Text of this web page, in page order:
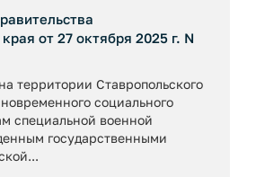
от 27 октября 2025 г. N
территории Ставропольского
социального
специальной военной
государственными